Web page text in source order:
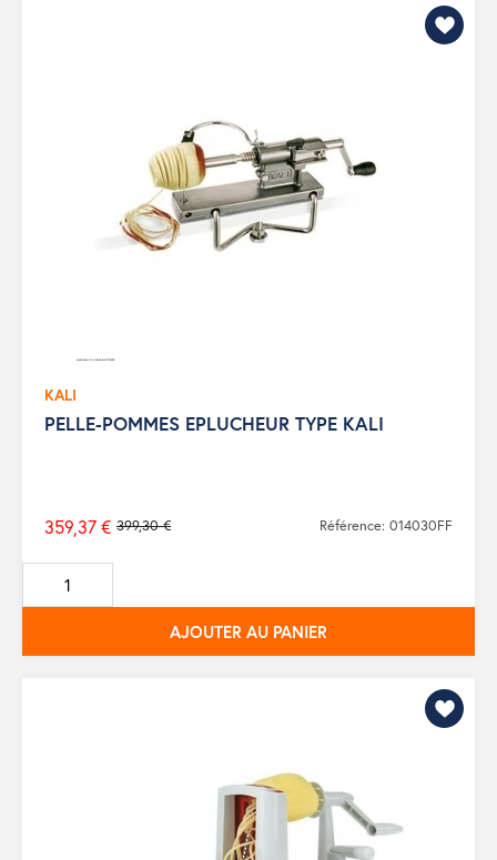
KALI
PELLE-POMMES EPLUCHEUR TYPE KALI
Prix
de
base
399,30 €
359,37 € Référence: 014030FF
AJOUTER AU PANIER